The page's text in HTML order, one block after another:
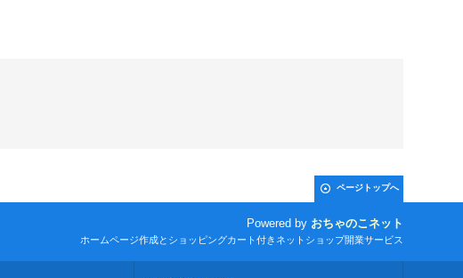
ページトップへ
Powered by おちゃのこネット
ホームページ作成とショッピングカート付きネットショップ開業サービス